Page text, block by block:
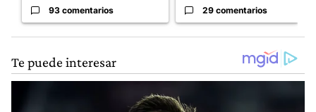
93 comentarios 29 comentarios